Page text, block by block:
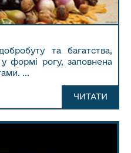
та багатства,
формі рогу, заповнена
...
ЧИТАТИ